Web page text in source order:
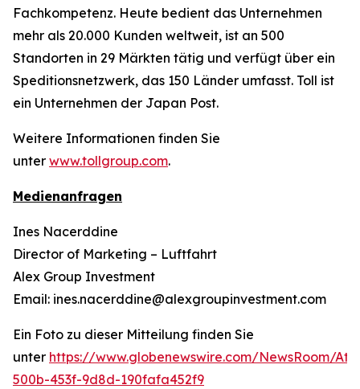
Fachkompetenz. Heute bedient das Unternehmen
mehr als 20.000 Kunden weltweit, ist an 500
Standorten in 29 Märkten tätig und verfügt über ein
Speditionsnetzwerk, das 150 Länder umfasst. Toll ist
ein Unternehmen der Japan Post.
Weitere Informationen finden Sie
unter www.tollgroup.com.
Medienanfragen
Ines Nacerddine
Director of Marketing – Luftfahrt
Alex Group Investment
Email: ines.nacerddine@alexgroupinvestment.com
Ein Foto zu dieser Mitteilung finden Sie
unter https://www.globenewswire.com/NewsRoom/
500b-453f-9d8d-190fafa452f9